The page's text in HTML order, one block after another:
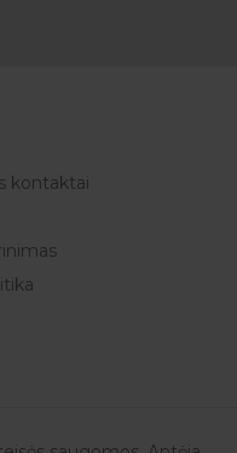
kontaktai